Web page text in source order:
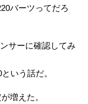
バーツってだろ
サーに確認してみ
いう話だ。
増えた。